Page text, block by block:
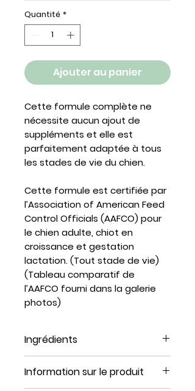
Quantité *
Ajouter au panier
Cette formule complète ne
nécessite aucun ajout de
suppléments et elle est
parfaitement adaptée à tous
les stades de vie du chien.
Cette formule est certifiée par
l’Association of American Feed
Control Officials (AAFCO) pour
le chien adulte, chiot en
croissance et gestation
lactation. (Tout stade de vie)
(Tableau comparatif de
l’AAFCO fourni dans la galerie
photos)
Ingrédients
boeuf, oeufs, rein de boeuf,
Information sur le produit